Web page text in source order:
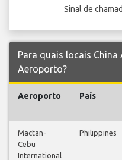
Sinal de
Para quais locais China
Aeroporto?
Aeroporto País
Mactan-
Cebu
International
Philippines